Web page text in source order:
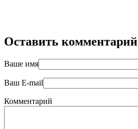
Оставить комментарий
Ваше имя
Ваш E-mail
Комментарий